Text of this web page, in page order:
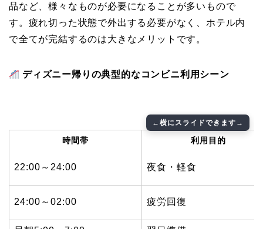
品など、様々なものが必要になることが多いもので
す。疲れ切った状態で外出する必要がなく、ホテル内
で全てが完結するのは大きなメリットです。
ディズニー帰りの典型的なコンビニ利用シーン
時間帯 利用目的
22:00～24:00 夜食・軽食
24:00～02:00 疲労回復